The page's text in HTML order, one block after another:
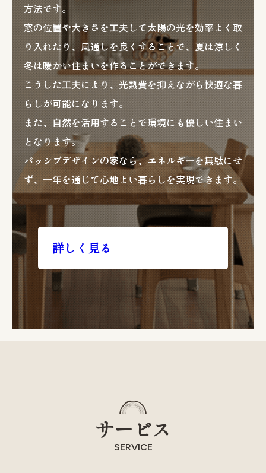
方法です。
窓の位置や大きさを工夫して太陽の光を効率よく取
り入れたり、風通しを良くすることで、夏は涼しく
冬は暖かい住まいを作ることができます。
こうした工夫により、光熱費を抑えながら快適な暮
らしが可能になります。
また、自然を活用することで環境にも優しい住まい
となります。
パッシブデザインの家なら、エネルギーを無駄にせ
ず、一年を通じて心地よい暮らしを実現できます。
詳しく見る
サービス
SERVICE